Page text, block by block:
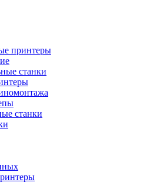
принтеры
станки
станки